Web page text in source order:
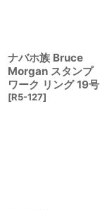
ナバホ族 Bruce
Morgan スタンプ
ワーク リング 19号
[R5-127]